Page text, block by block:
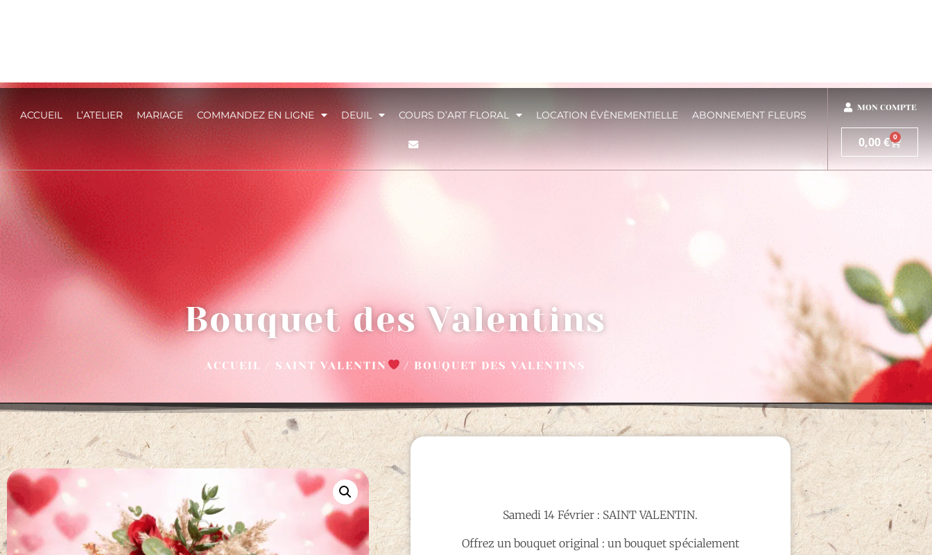
ACCUEIL L’ATELIER MARIAGE COMMANDEZ EN LIGNE DEUIL COURS D’ART FLORAL LOCATION ÉVÈNEMENTIELLE ABONNEMENT FLEURS
MON COMPTE
0,00€ 0
Bouquet des Valentins
ACCUEIL / SAINT VALENTIN / BOUQUET DES VALENTINS
Samedi 14 Février : SAINT VALENTIN.
Offrez un bouquet original : un bouquet spécialement